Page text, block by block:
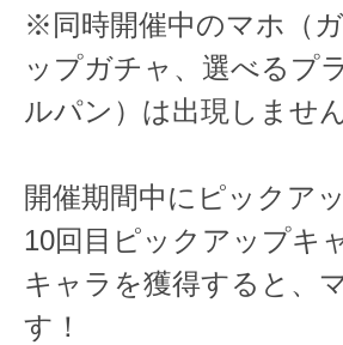
※同時開催中のマホ（
ップガチャ、選べるプ
ルパン）は出現しません
開催期間中にピックア
10回目ピックアップキ
キャラを獲得すると、
す！